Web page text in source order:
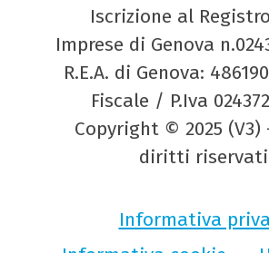
Iscrizione al
Imprese di Genova
R.E.A. di Genova:
Fiscale / P.Iva
Copyright © 2025
diritti riservati
Informativa